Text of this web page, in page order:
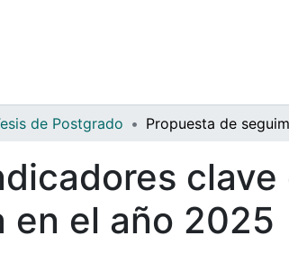
de Postgrado
clave
en el año 2025